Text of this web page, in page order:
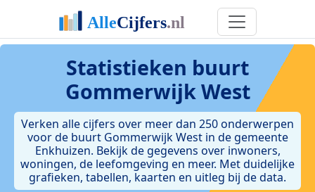
Statistieken buurt
Gommerwijk West
Verken alle cijfers over meer dan 250 onderwerpen
voor de buurt Gommerwijk West in de gemeente
Enkhuizen. Bekijk de gegevens over inwoners,
woningen, de leefomgeving en meer. Met duidelijke
grafieken, tabellen, kaarten en uitleg bij de data.